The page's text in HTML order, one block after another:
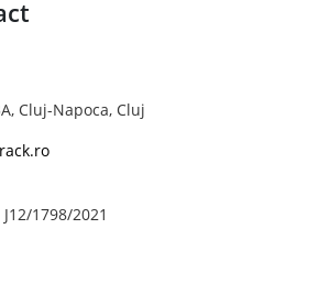
Cluj-Napoca, Cluj
1798/2021